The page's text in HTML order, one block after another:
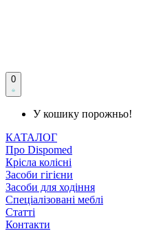
0
У кошику порожньо!
КАТАЛОГ
Про Dispomed
Крісла колісні
Засоби гігієни
Засоби для ходіння
Спеціалізовані меблі
Статті
Контакти